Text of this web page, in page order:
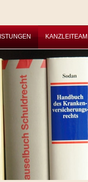
KANZLEITEAM